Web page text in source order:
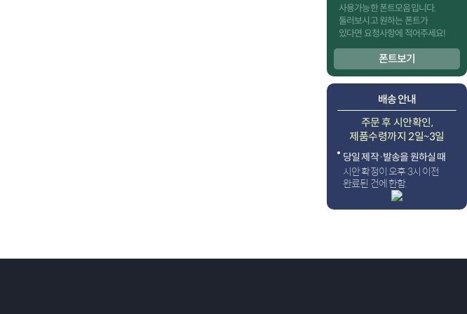
사용가능한 폰트모음입니다.
둘러보시고 원하는 폰트가
있다면 요청사항에 적어주세요!
폰트보기
배송 안내
주문 후 시안확인,
제품수령까지 2일~3일
당일 제작·발송을 원하실 때
시안 확정이 오후 3시 이전
완료된 건에 한함.